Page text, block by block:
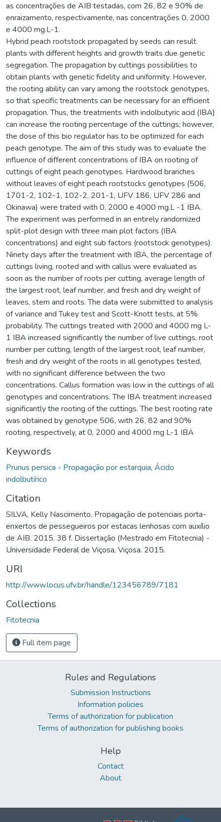
as concentrações de AIB testadas, com 26, 82 e 90% de
enraizamento, respectivamente, nas concentrações 0, 2000
e 4000 mg.L-1.
Hybrid peach rootstock propagated by seeds can result
plants with different heights and growth traits due genetic
segregation. The propagation by cuttings possibilities to
obtain plants with genetic fidelity and uniformity. However,
the rooting ability can vary among the rootstock genotypes,
so that specific treatments can be necessary for an efficient
propagation. Thus, the treatments with indolbutyric acid (IBA)
can increase the rooting percentage of the cuttings; however,
the dose of this bio regulator has to be optimized for each
peach genotype. The aim of this study was to evaluate the
influence of different concentrations of IBA on rooting of
cuttings of eight peach genotypes. Hardwood branches
without leaves of eight peach rootstocks genotypes (506,
1701-2, 102-1, 102-2, 201-1, UFV 186, UFV 286 and
Okinawa) were trated with 0, 2000 e 4000 mg.L -1 IBA.
The experiment was performed in an entirely randomized
split-plot design with three main plot factors (IBA
concentrations) and eight sub factors (rootstock genotypes).
Ninety days after the treatment with IBA, the percentage of
cuttings living, rooted and with callus were evaluated as
soon as the number of roots per cutting, average length of
the largest root, leaf number, and fresh and dry weight of
leaves, stem and roots. The data were submitted to analysis
of variance and Tukey test and Scott-Knott tests, at 5%
probability. The cuttings treated with 2000 and 4000 mg L-
1 IBA increased significantly the number of live cuttings, root
number per cutting, length of the largest root, leaf number,
fresh and dry weight of the roots in all genotypes tested,
with no significant difference between the two
concentrations. Callus formation was low in the cuttings of all
genotypes and concentrations. The IBA treatment increased
significantly the rooting of the cuttings. The best rooting rate
was obtained by genotype 506, with 26, 82 and 90%
rooting, respectively, at 0, 2000 and 4000 mg L-1 IBA
Keywords
Prunus persica - Propagação por estarquia, Ácido
indolbutírico
Citation
SILVA, Kelly Nascimento. Propagação de potenciais porta-
enxertos de pessegueiros por estacas lenhosas com auxílio
de AIB. 2015. 38 f. Dissertação (Mestrado em Fitotecnia) -
Universidade Federal de Viçosa, Viçosa. 2015.
URI
http://www.locus.ufv.br/handle/123456789/7181
Collections
Fitotecnia
Full item page
Rules and Regulations
Submission Instructions
Information policies
Terms of authorization for publication
Terms of authorization for publishing books
Help
Contact
About